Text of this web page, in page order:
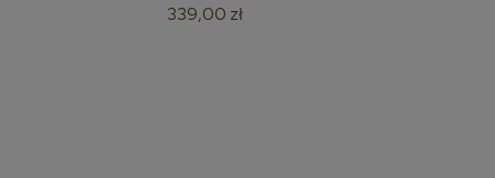
339,00 zł